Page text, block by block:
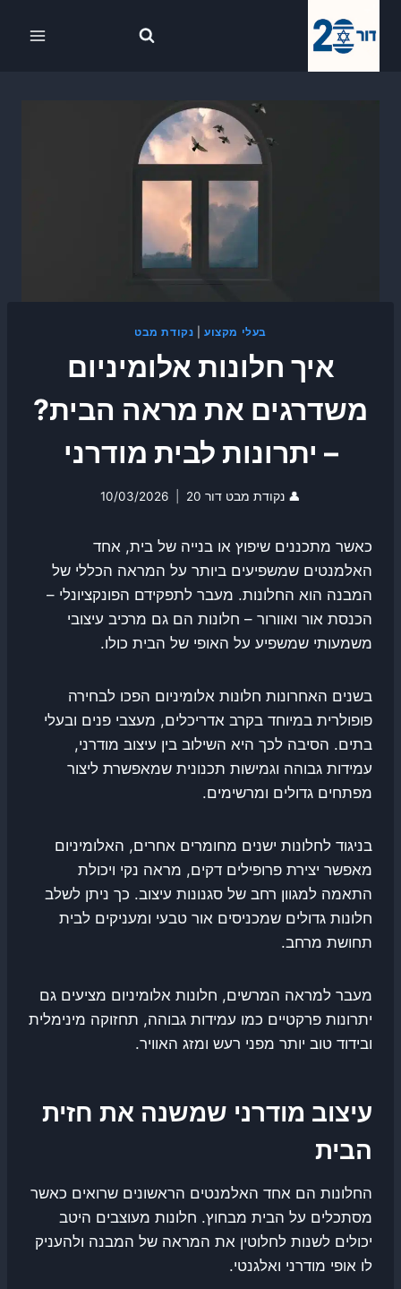
בעלי מקצוע| נקודת מבט
איך חלונות אלומיניום
משדרגים את מראה הבית?
– יתרונות לבית מודרני
👤 נקודת מבט דור 20 10/03/2026
כאשר מתכננים שיפוץ או בנייה של בית, אחד
האלמנטים שמשפיעים ביותר על המראה הכללי של
המבנה הוא החלונות. מעבר לתפקידם הפונקציונלי –
הכנסת אור ואוורור – חלונות הם גם מרכיב עיצובי
משמעותי שמשפיע על האופי של הבית כולו.
בשנים האחרונות חלונות אלומיניום הפכו לבחירה
פופולרית במיוחד בקרב אדריכלים, מעצבי פנים ובעלי
בתים. הסיבה לכך היא השילוב בין עיצוב מודרני,
עמידות גבוהה וגמישות תכנונית שמאפשרת ליצור
מפתחים גדולים ומרשימים.
בניגוד לחלונות ישנים מחומרים אחרים, האלומיניום
מאפשר יצירת פרופילים דקים, מראה נקי ויכולת
התאמה למגוון רחב של סגנונות עיצוב. כך ניתן לשלב
חלונות גדולים שמכניסים אור טבעי ומעניקים לבית
תחושת מרחב.
מעבר למראה המרשים, חלונות אלומיניום מציעים גם
יתרונות פרקטיים כמו עמידות גבוהה, תחזוקה מינימלית
ובידוד טוב יותר מפני רעש ומזג האוויר.
עיצוב מודרני שמשנה את חזית
הבית
החלונות הם אחד האלמנטים הראשונים שרואים כאשר
מסתכלים על הבית מבחוץ. חלונות מעוצבים היטב
יכולים לשנות לחלוטין את המראה של המבנה ולהעניק
לו אופי מודרני ואלגנטי.